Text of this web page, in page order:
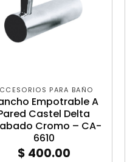
PARA BAÑO
Empotrable A
Castel Delta
Cromo – CA-
6610
$ 400.00